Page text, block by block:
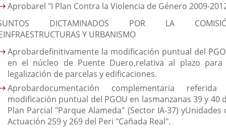
Aprobarel "I Plan Contra la Violencia de Género 2009-
DICTAMINADOS POR LA
Y URBANISMO
Aprobardefinitivamente la modificación puntual del
en el núcleo de Puente Duero,relativa al plazo para
legalización de parcelas y edificaciones.
Aprobardocumentación complementaria
modificación puntual del PGOU en lasmanzanas 39 y 40
Plan Parcial "Parque Alameda" (Sector IA-37) yUnidades
Actuación 259 y 269 del Peri "Cañada Real".